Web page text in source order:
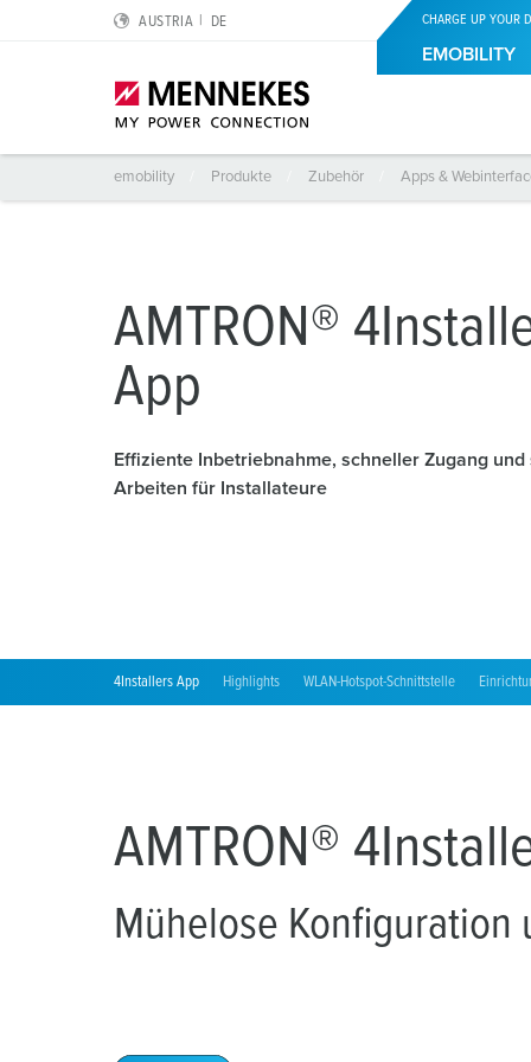
AUSTRIA DE CHARGE UP YOUR
EMOBILITY
Kleinvermieter
Dienstwagenfahrer
Warum MENNEKES
Förderprogramme
MENNEKES Automotive
Nachhaltigkeit
Qualität und Verantwortung
emobility Produkte Zubehör Apps &
AMTRON®
App
Effiziente Inbetriebnahme, schneller Zugang und
Arbeiten für Installateure
4Installers App Highlights WLAN-Hotspot-Schnittstelle
AMTRON®
Mühelose